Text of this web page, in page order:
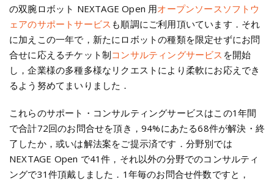
の双腕ロボット NEXTAGE Open 用オープンソースソフトウ
ェアのサポートサービス も順調にご利用頂いています．それ
に加えこの一年で，新たにロボットの種類を限定せずにお問
合せに応えるチケット制コンサルティングサービス を開始
し，企業様の多種多様なリクエストにより柔軟にお応えでき
るよう努めてまいりました．
これらのサポート・コンサルティングサービスはこの1年間
で合計72回のお問合せを頂き，94%にあたる68件が解決・終
了したか，或いは解法案をご提示済です．分野別では
NEXTAGE Open で41件，それ以外の分野でのコンサルティ
ングで31件頂戴しました．1年毎のお問合せ件数ですと，